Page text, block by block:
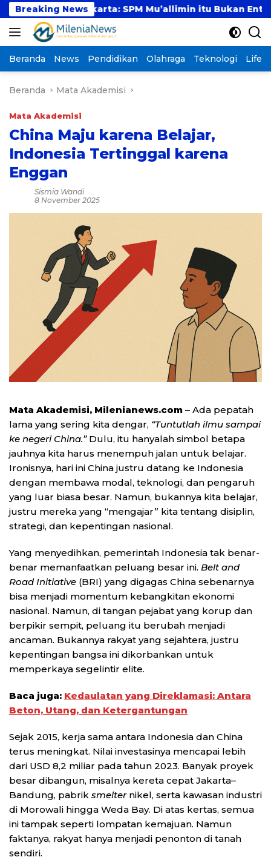
Langsung
ke
konten
Breaking News
Jakarta: SPM Mu’allimin itu Bukan Entitas Sekolah
Beranda News Pendidikan Olahraga Teknologi
Beranda Mata Akademisi
Mata Akademisi
China Maju karena Belajar,
Indonesia Tertinggal karena
Enggan
Sismia Wandi
8 November 2025
Mata Akademisi, Milenianews.com – Ada pepatah
lama yang sering kita dengar, “Tuntutlah ilmu sampai
ke negeri China.”Dulu, itu hanyalah simbol betapa
jauhnya kita harus menempuh jalan untuk belajar.
Ironisnya, hari ini China justru datang ke Indonesia
dengan membawa modal, teknologi, dan pengaruh
yang luar biasa besar. Namun, bukannya kita belajar,
justru mereka yang “mengajar” kita tentang disiplin,
strategi, dan kepentingan nasional.
Yang menyedihkan, pemerintah Indonesia tak benar-
benar memanfaatkan peluang besar ini. Belt and
Road Initiative (BRI) yang digagas China sebenarnya
bisa menjadi momentum kebangkitan ekonomi
nasional. Namun, di tangan pejabat yang korup dan
berpikir sempit, peluang itu berubah menjadi
ancaman. Bukannya rakyat yang sejahtera, justru
kepentingan bangsa ini dikorbankan untuk
memperkaya segelintir elite.
Baca juga: Kedaulatan yang Direklamasi: Antara
Beton, Utang, dan Ketergantungan
Sejak 2015, kerja sama antara Indonesia dan China
terus meningkat. Nilai investasinya mencapai lebih
dari USD 8,2 miliar pada tahun 2023. Banyak proyek
besar dibangun, misalnya kereta cepat Jakarta–
Bandung, pabrik smelternikel, serta kawasan industri
di Morowali hingga Weda Bay. Di atas kertas, semua
ini tampak seperti lompatan kemajuan. Namun
faktanya, rakyat hanya menjadi penonton di tanah
sendiri.